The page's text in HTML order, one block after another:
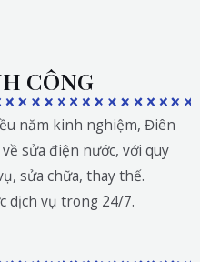
CÔNG
năm kinh nghiệm, Điên
sửa điện nước, với quy
sửa chữa, thay thế.
dịch vụ trong 24/7.